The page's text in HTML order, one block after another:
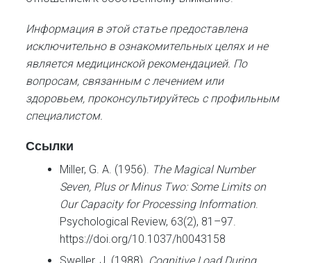
Информация в этой статье предоставлена
исключительно в ознакомительных целях и не
является медицинской рекомендацией. По
вопросам, связанным с лечением или
здоровьем, проконсультируйтесь с профильным
специалистом.
Ссылки
Miller, G. A. (1956). The Magical Number
Seven, Plus or Minus Two: Some Limits on
Our Capacity for Processing Information.
Psychological Review, 63(2), 81–97.
https://doi.org/10.1037/h0043158